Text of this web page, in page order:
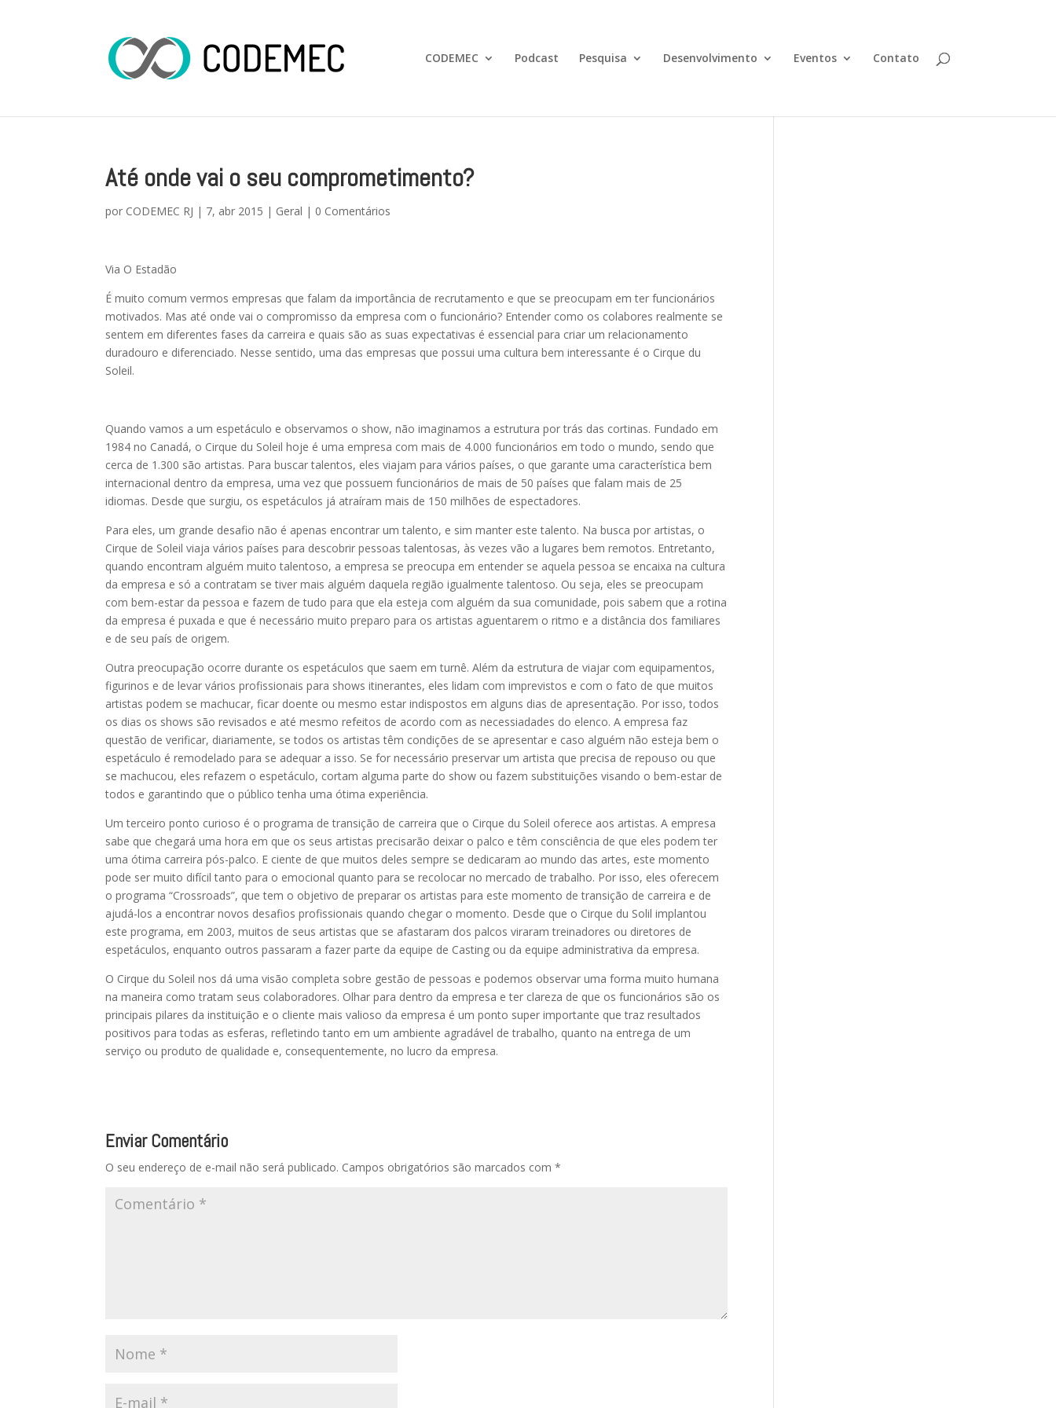
CODEMEC Podcast Pesquisa Desenvolvimento Eventos Contato
Até onde vai o seu comprometimento?
por CODEMEC RJ | 7, abr 2015 | Geral | 0 Comentários
Via O Estadão
É muito comum vermos empresas que falam da importância de recrutamento e que se preocupam em ter funcionários
motivados. Mas até onde vai o compromisso da empresa com o funcionário? Entender como os colabores realmente se
sentem em diferentes fases da carreira e quais são as suas expectativas é essencial para criar um relacionamento
duradouro e diferenciado. Nesse sentido, uma das empresas que possui uma cultura bem interessante é o Cirque du
Soleil.
Quando vamos a um espetáculo e observamos o show, não imaginamos a estrutura por trás das cortinas. Fundado em
1984 no Canadá, o Cirque du Soleil hoje é uma empresa com mais de 4.000 funcionários em todo o mundo, sendo que
cerca de 1.300 são artistas. Para buscar talentos, eles viajam para vários países, o que garante uma característica bem
internacional dentro da empresa, uma vez que possuem funcionários de mais de 50 países que falam mais de 25
idiomas. Desde que surgiu, os espetáculos já atraíram mais de 150 milhões de espectadores.
Para eles, um grande desafio não é apenas encontrar um talento, e sim manter este talento. Na busca por artistas, o
Cirque de Soleil viaja vários países para descobrir pessoas talentosas, às vezes vão a lugares bem remotos. Entretanto,
quando encontram alguém muito talentoso, a empresa se preocupa em entender se aquela pessoa se encaixa na cultura
da empresa e só a contratam se tiver mais alguém daquela região igualmente talentoso. Ou seja, eles se preocupam
com bem-estar da pessoa e fazem de tudo para que ela esteja com alguém da sua comunidade, pois sabem que a rotina
da empresa é puxada e que é necessário muito preparo para os artistas aguentarem o ritmo e a distância dos familiares
e de seu país de origem.
Outra preocupação ocorre durante os espetáculos que saem em turnê. Além da estrutura de viajar com equipamentos,
figurinos e de levar vários profissionais para shows itinerantes, eles lidam com imprevistos e com o fato de que muitos
artistas podem se machucar, ficar doente ou mesmo estar indispostos em alguns dias de apresentação. Por isso, todos
os dias os shows são revisados e até mesmo refeitos de acordo com as necessiadades do elenco. A empresa faz
questão de verificar, diariamente, se todos os artistas têm condições de se apresentar e caso alguém não esteja bem o
espetáculo é remodelado para se adequar a isso. Se for necessário preservar um artista que precisa de repouso ou que
se machucou, eles refazem o espetáculo, cortam alguma parte do show ou fazem substituições visando o bem-estar de
todos e garantindo que o público tenha uma ótima experiência.
Um terceiro ponto curioso é o programa de transição de carreira que o Cirque du Soleil oferece aos artistas. A empresa
sabe que chegará uma hora em que os seus artistas precisarão deixar o palco e têm consciência de que eles podem ter
uma ótima carreira pós-palco. E ciente de que muitos deles sempre se dedicaram ao mundo das artes, este momento
pode ser muito difícil tanto para o emocional quanto para se recolocar no mercado de trabalho. Por isso, eles oferecem
o programa “Crossroads”, que tem o objetivo de preparar os artistas para este momento de transição de carreira e de
ajudá-los a encontrar novos desafios profissionais quando chegar o momento. Desde que o Cirque du Solil implantou
este programa, em 2003, muitos de seus artistas que se afastaram dos palcos viraram treinadores ou diretores de
espetáculos, enquanto outros passaram a fazer parte da equipe de Casting ou da equipe administrativa da empresa.
O Cirque du Soleil nos dá uma visão completa sobre gestão de pessoas e podemos observar uma forma muito humana
na maneira como tratam seus colaboradores. Olhar para dentro da empresa e ter clareza de que os funcionários são os
principais pilares da instituição e o cliente mais valioso da empresa é um ponto super importante que traz resultados
positivos para todas as esferas, refletindo tanto em um ambiente agradável de trabalho, quanto na entrega de um
serviço ou produto de qualidade e, consequentemente, no lucro da empresa.
Enviar Comentário
O seu endereço de e-mail não será publicado. Campos obrigatórios são marcados com*